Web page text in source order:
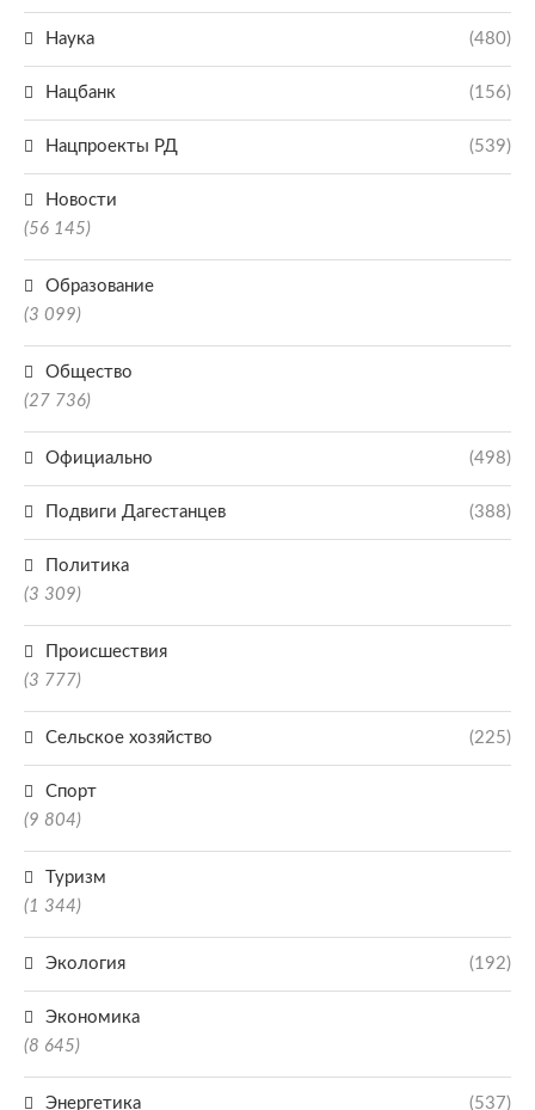
Наука (480)
Нацбанк (156)
Нацпроекты РД (539)
Новости
(56 145)
Образование
(3 099)
Общество
(27 736)
Официально (498)
Подвиги Дагестанцев (388)
Политика
(3 309)
Происшествия
(3 777)
Сельское хозяйство (225)
Спорт
(9 804)
Туризм
(1 344)
Экология (192)
Экономика
(8 645)
Энергетика (537)